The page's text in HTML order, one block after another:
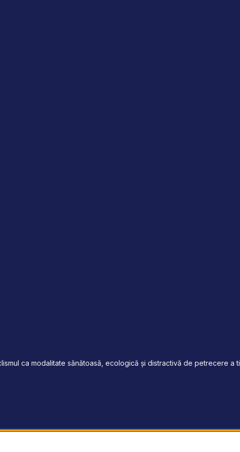
ca modalitate sănătoasă, ecologică și distractivă de petrecere a